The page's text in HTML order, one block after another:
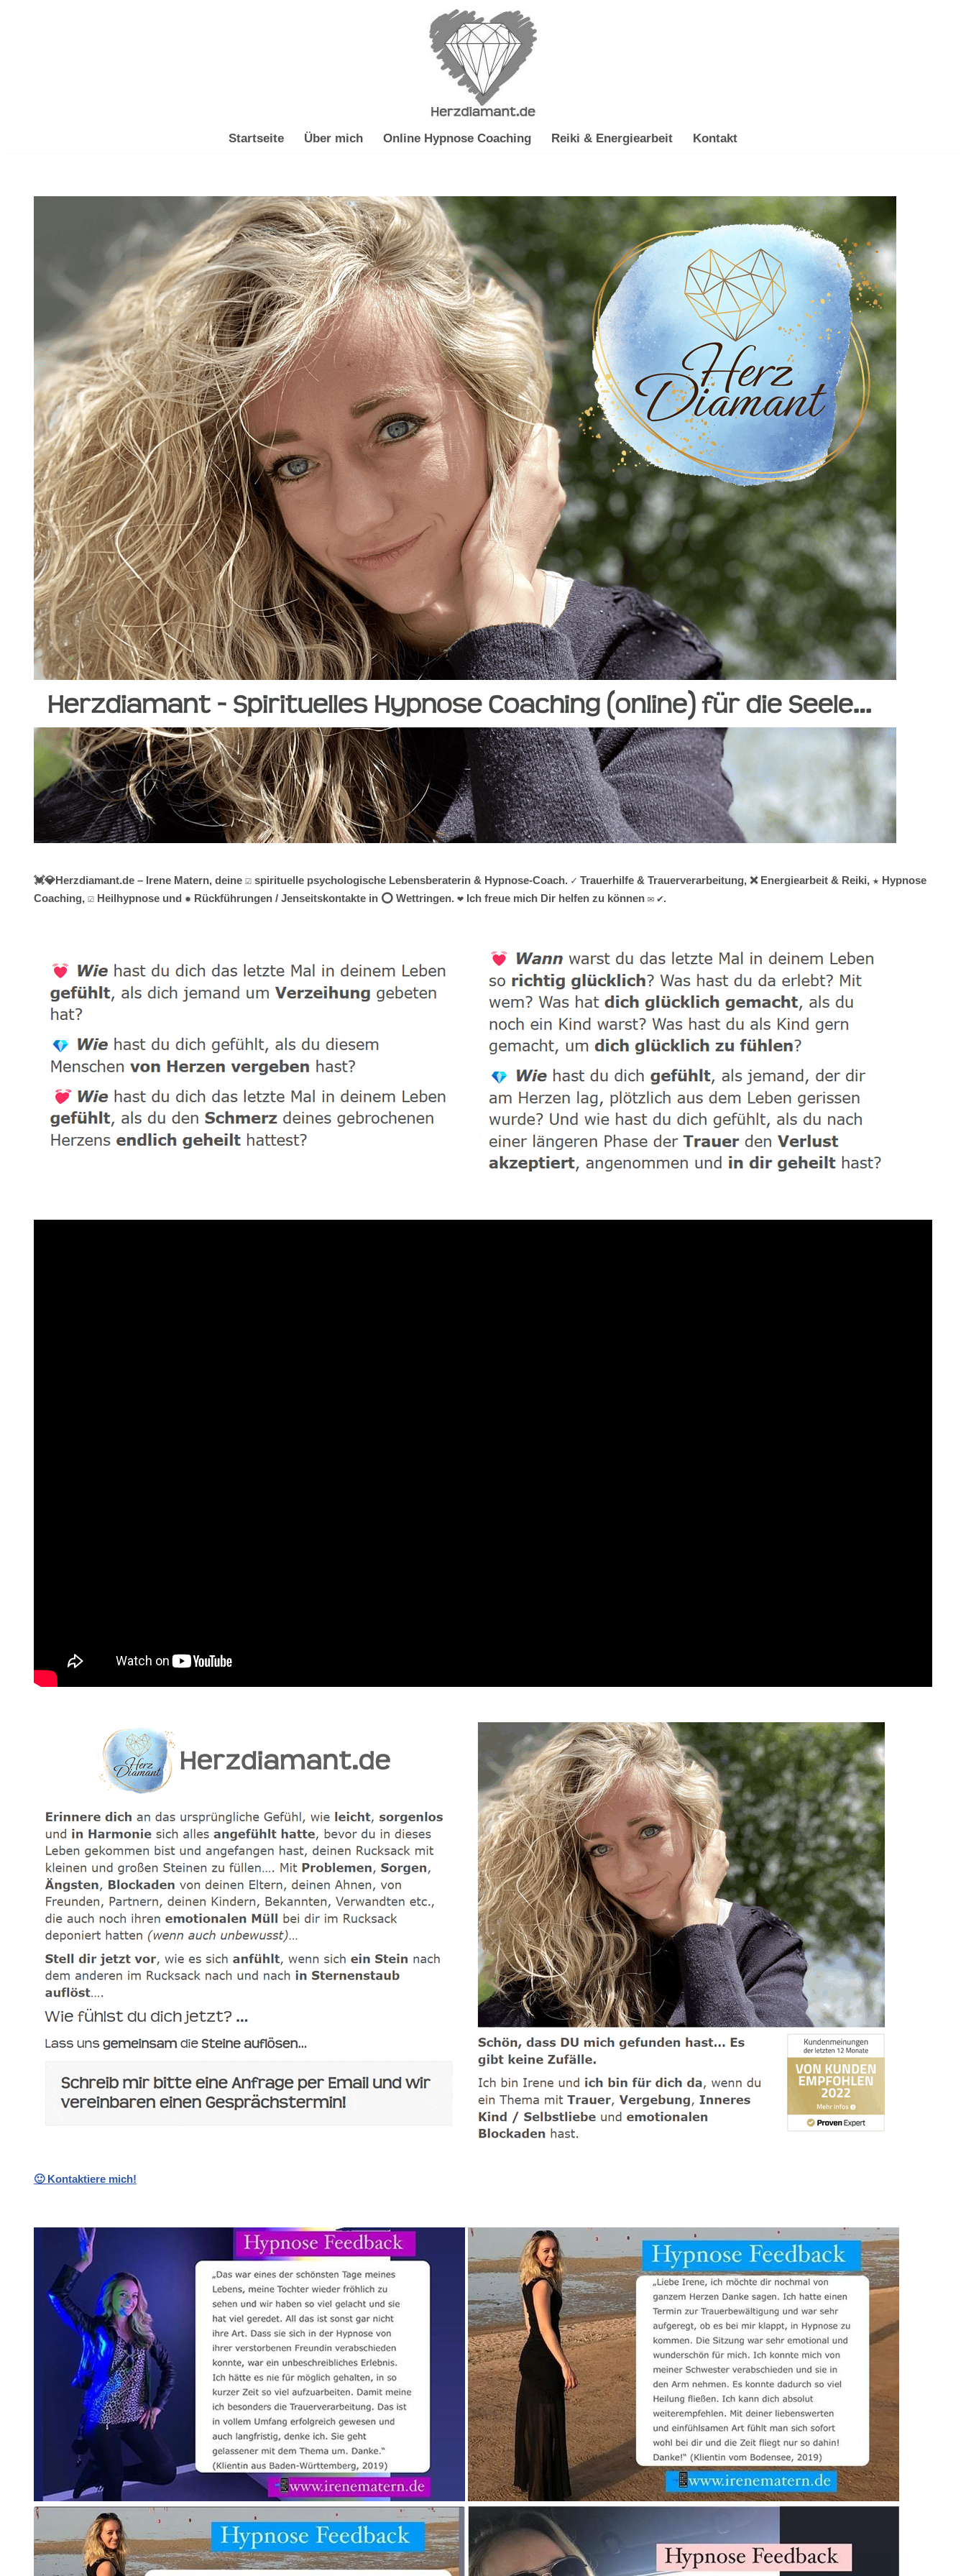
Startseite Über mich Online Hypnose Coaching Reiki & Energiearbeit Kontakt
💓️💎Herzdiamant.de – Irene Matern, deine ☑️ spirituelle psychologische Lebensberaterin & Hypnose-Coach. ✓ Trauerhilfe & Trauerverarbeitung, ❌ Energiearbeit & Reiki, ★ Hypnose
Coaching, ☑️ Heilhypnose und ✹ Rückführungen / Jenseitskontakte in ⭕ Wettringen. ❤ Ich freue mich Dir helfen zu können ✉ ✔.
🙂 Kontaktiere mich!